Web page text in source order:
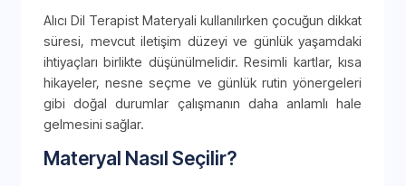
Alıcı Dil Terapist Materyali kullanılırken çocuğun dikkat
süresi, mevcut iletişim düzeyi ve günlük yaşamdaki
ihtiyaçları birlikte düşünülmelidir. Resimli kartlar, kısa
hikayeler, nesne seçme ve günlük rutin yönergeleri
gibi doğal durumlar çalışmanın daha anlamlı hale
gelmesini sağlar.
Materyal Nasıl Seçilir?